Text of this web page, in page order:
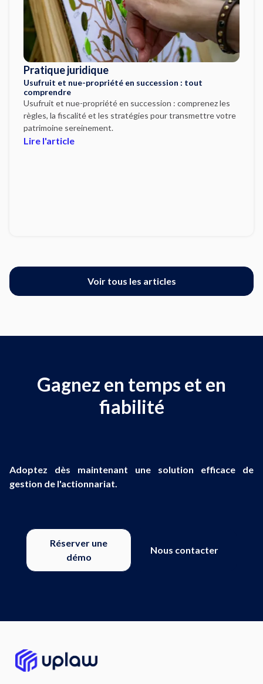
Pratique juridique
Usufruit et nue-propriété en succession : tout
comprendre
Usufruit et nue-propriété en succession : comprenez les
règles, la fiscalité et les stratégies pour transmettre votre
patrimoine sereinement.
Lire l'article
Voir tous les articles
Gagnez en temps et en
fiabilité
Adoptez dès maintenant une solution efficace de
gestion de l'actionnariat.
Réserver une
démo
Nous contacter